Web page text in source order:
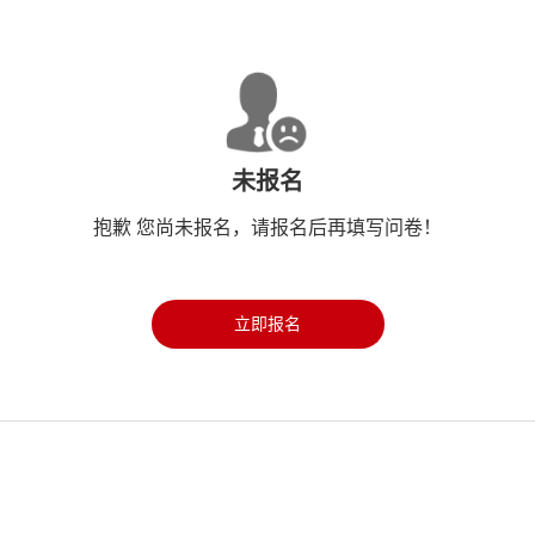
未报名
抱歉 您尚未报名，请报名后再填写问卷！
立即报名